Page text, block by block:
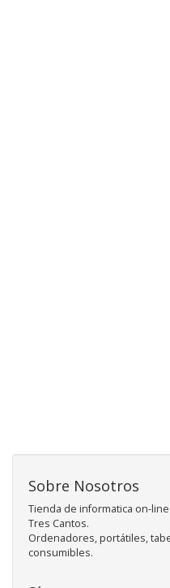
Sobre Nosotros
Tienda de informatica on-
Tres Cantos.
Ordenadores, portátiles,
consumibles.